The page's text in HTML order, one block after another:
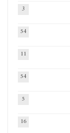
3
54
11
54
5
16